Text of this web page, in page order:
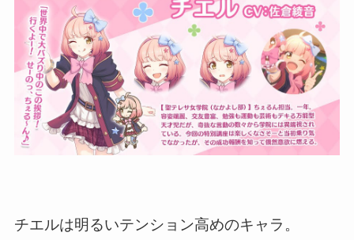
チエルは明るいテンション高めのキャラ。